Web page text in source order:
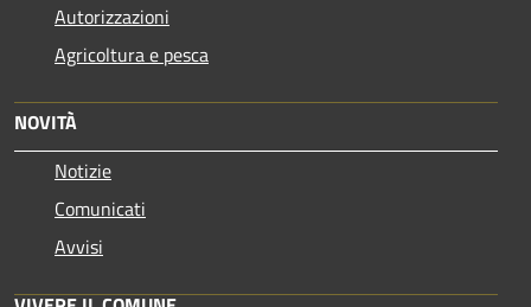
Autorizzazioni
Agricoltura e pesca
NOVITÀ
Notizie
Comunicati
Avvisi